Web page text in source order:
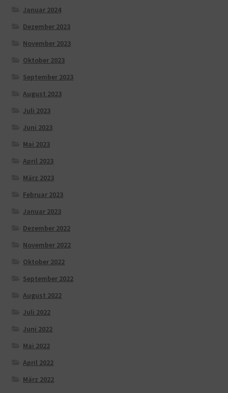
Januar 2024
Dezember 2023
November 2023
Oktober 2023
September 2023
August 2023
Juli 2023
Juni 2023
Mai 2023
April 2023
März 2023
Februar 2023
Januar 2023
Dezember 2022
November 2022
Oktober 2022
September 2022
August 2022
Juli 2022
Juni 2022
Mai 2022
April 2022
März 2022